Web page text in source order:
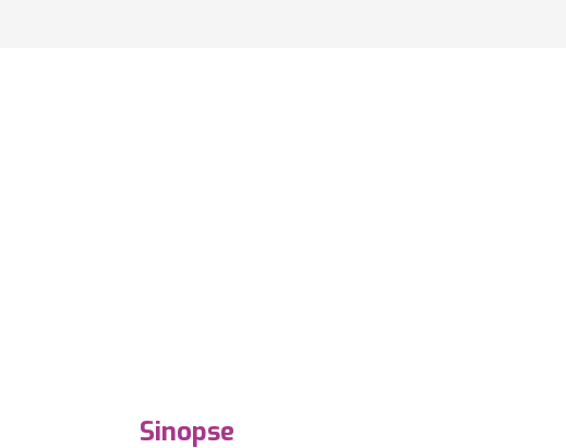
Sinopse